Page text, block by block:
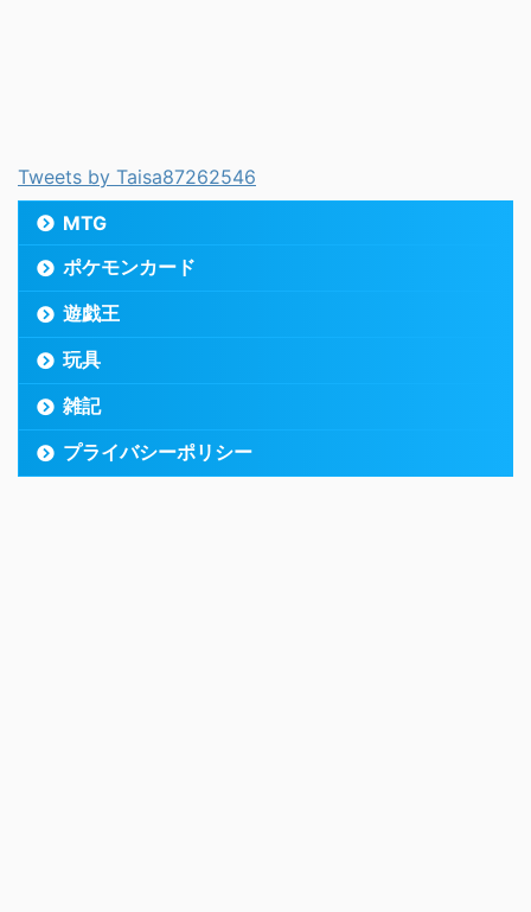
Tweets by Taisa87262546
MTG
ポケモンカード
遊戯王
玩具
雑記
プライバシーポリシー